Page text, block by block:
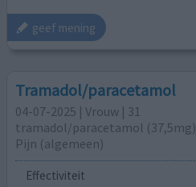
geef mening
Tramadol/paracetamol
04-07-2025 | Vrouw | 31
tramadol/paracetamol (37,5mg)
Pijn (algemeen)
Effectiviteit